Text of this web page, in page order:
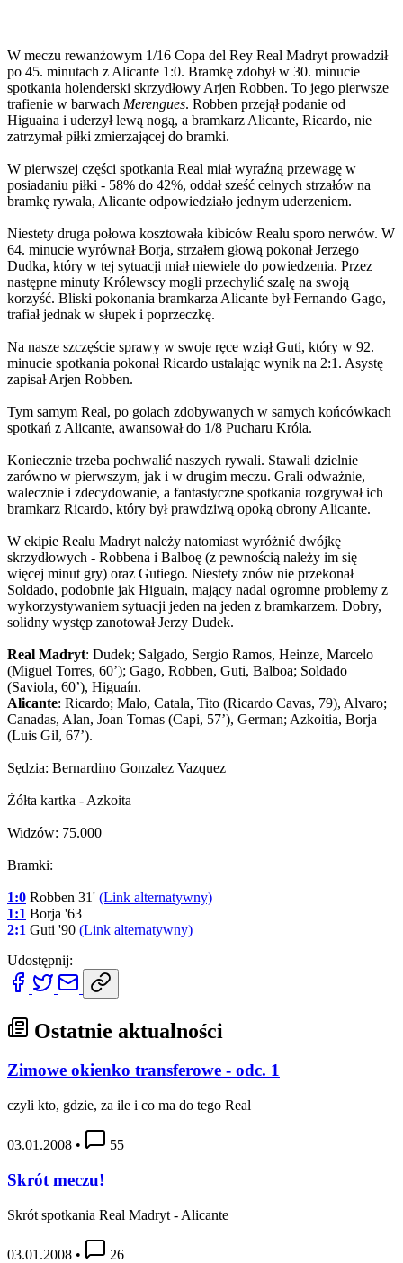
W meczu rewanżowym 1/16 Copa del Rey Real Madryt prowadził
po 45. minutach z Alicante 1:0. Bramkę zdobył w 30. minucie
spotkania holenderski skrzydłowy Arjen Robben. To jego pierwsze
trafienie w barwach Merengues. Robben przejął podanie od
Higuaina i uderzył lewą nogą, a bramkarz Alicante, Ricardo, nie
zatrzymał piłki zmierzającej do bramki.
W pierwszej części spotkania Real miał wyraźną przewagę w
posiadaniu piłki - 58% do 42%, oddał sześć celnych strzałów na
bramkę rywala, Alicante odpowiedziało jednym uderzeniem.
Niestety druga połowa kosztowała kibiców Realu sporo nerwów. W
64. minucie wyrównał Borja, strzałem głową pokonał Jerzego
Dudka, który w tej sytuacji miał niewiele do powiedzenia. Przez
następne minuty Królewscy mogli przechylić szalę na swoją
korzyść. Bliski pokonania bramkarza Alicante był Fernando Gago,
trafiał jednak w słupek i poprzeczkę.
Na nasze szczęście sprawy w swoje ręce wziął Guti, który w 92.
minucie spotkania pokonał Ricardo ustalając wynik na 2:1. Asystę
zapisał Arjen Robben.
Tym samym Real, po golach zdobywanych w samych końcówkach
spotkań z Alicante, awansował do 1/8 Pucharu Króla.
Koniecznie trzeba pochwalić naszych rywali. Stawali dzielnie
zarówno w pierwszym, jak i w drugim meczu. Grali odważnie,
walecznie i zdecydowanie, a fantastyczne spotkania rozgrywał ich
bramkarz Ricardo, który był prawdziwą opoką obrony Alicante.
W ekipie Realu Madryt należy natomiast wyróżnić dwójkę
skrzydłowych - Robbena i Balboę (z pewnością należy im się
więcej minut gry) oraz Gutiego. Niestety znów nie przekonał
Soldado, podobnie jak Higuain, mający nadal ogromne problemy z
wykorzystywaniem sytuacji jeden na jeden z bramkarzem. Dobry,
solidny występ zanotował Jerzy Dudek.
Real Madryt: Dudek; Salgado, Sergio Ramos, Heinze, Marcelo
(Miguel Torres, 60’); Gago, Robben, Guti, Balboa; Soldado
(Saviola, 60’), Higuaín.
Alicante: Ricardo; Malo, Catala, Tito (Ricardo Cavas, 79), Alvaro;
Canadas, Alan, Joan Tomas (Capi, 57’), German; Azkoitia, Borja
(Luis Gil, 67’).
Sędzia: Bernardino Gonzalez Vazquez
Żółta kartka - Azkoita
Widzów: 75.000
Bramki:
1:0 Robben 31' (Link alternatywny)
1:1 Borja '63
2:1 Guti '90 (Link alternatywny)
Udostępnij:
Ostatnie aktualności
Zimowe okienko transferowe - odc. 1
czyli kto, gdzie, za ile i co ma do tego Real
03.01.2008 • 55
Skrót meczu!
Skrót spotkania Real Madryt - Alicante
03.01.2008 • 26